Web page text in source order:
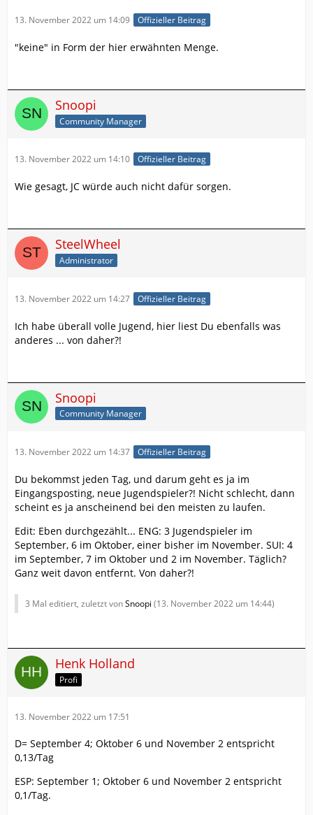
13. November 2022 um 14:09 Offizieller Beitrag
"keine" in Form der hier erwähnten Menge.
Snoopi
Community Manager
13. November 2022 um 14:10 Offizieller Beitrag
Wie gesagt, JC würde auch nicht dafür sorgen.
SteelWheel
Administrator
13. November 2022 um 14:27 Offizieller Beitrag
Ich habe überall volle Jugend, hier liest Du ebenfalls was
anderes ... von daher?!
Snoopi
Community Manager
13. November 2022 um 14:37 Offizieller Beitrag
Du bekommst jeden Tag, und darum geht es ja im
Eingangsposting, neue Jugendspieler?! Nicht schlecht, dann
scheint es ja anscheinend bei den meisten zu laufen.
Edit: Eben durchgezählt... ENG: 3 Jugendspieler im
September, 6 im Oktober, einer bisher im November. SUI: 4
im September, 7 im Oktober und 2 im November. Täglich?
Ganz weit davon entfernt. Von daher?!
3 Mal editiert, zuletzt vonSnoopi (13. November 2022 um 14:44)
Henk Holland
Profi
13. November 2022 um 17:51
D= September 4; Oktober 6 und November 2 entspricht
0,13/Tag
ESP: September 1; Oktober 6 und November 2 entspricht
0,1/Tag.